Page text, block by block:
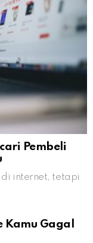
Pembeli
internet, tetapi
Kamu Gagal